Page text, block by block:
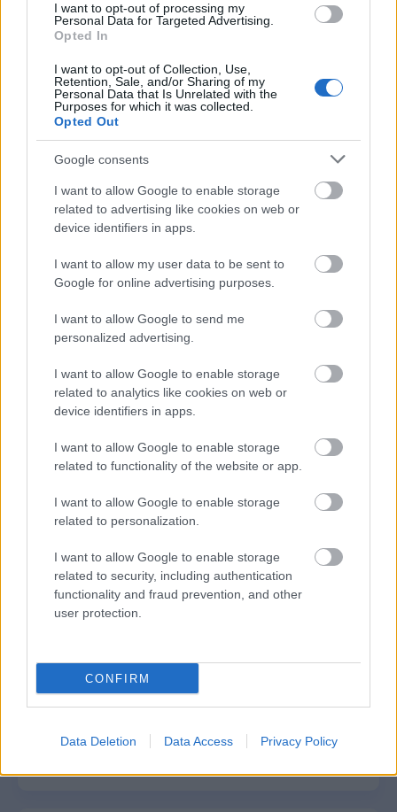
I want to opt-out of processing my
Personal Data for Targeted Advertising.
Opted In
I want to opt-out of Collection, Use,
Retention, Sale, and/or Sharing of my
Personal Data that Is Unrelated with the
Purposes for which it was collected.
Opted Out
Google consents
I want to allow Google to enable storage
related to advertising like cookies on web or
device identifiers in apps.
I want to allow my user data to be sent to
Google for online advertising purposes.
I want to allow Google to send me
personalized advertising.
I want to allow Google to enable storage
related to analytics like cookies on web or
device identifiers in apps.
I want to allow Google to enable storage
related to functionality of the website or app.
I want to allow Google to enable storage
related to personalization.
I want to allow Google to enable storage
related to security, including authentication
functionality and fraud prevention, and other
user protection.
CONFIRM
Data Deletion Data Access Privacy Policy
ΑΣΕΠ: Εξ αποστάσεως η πιο Εύκολη
Πιστοποίηση Υπολογιστών σε 2
μέρες
Μάθε πρώτος όλες τις σημαντικές
ειδήσεις.
Βάλε το proson.gr στα αποτελέσματα
Δημοφιλείς Ειδήσεις
Αυτό το επίδομα δίνει 300 ευρώ - Δεν
χρειάζεται αίτηση
Τουρισμός για Όλους 2026: Voucher
έως 600 ευρώ - Ποια ΑΦΜ παίρνουν
ΔΥΠΑ: Ειδικό βοήθημα ανεργίας 565
ευρώ – Ποια δικαιολογητικά